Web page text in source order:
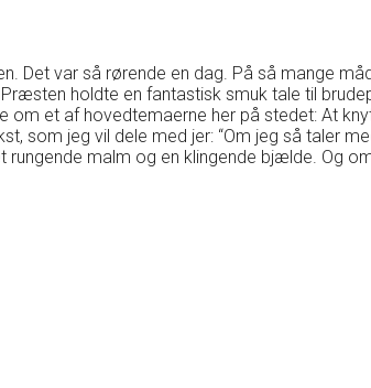
Det var så rørende en dag. På så mange
holdte en fantastisk smuk tale til
om et af hovedtemaerne her på stedet: At
som jeg vil dele med jer: “Om jeg så taler
rungende malm og en klingende bjælde. Og